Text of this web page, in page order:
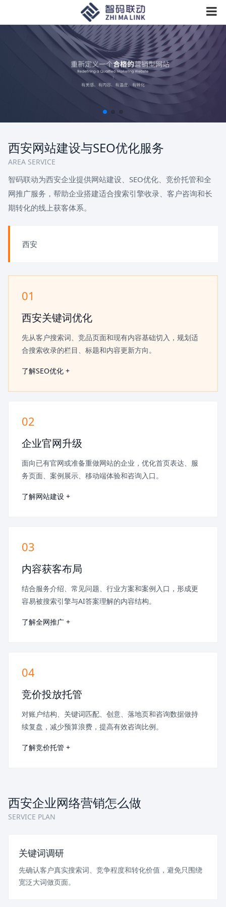
西安网站建设与SEO优化服务
AREA SERVICE
智码联动为西安企业提供网站建设、SEO优化、竞价托管和全
网推广服务，帮助企业搭建适合搜索引擎收录、客户咨询和长
期转化的线上获客体系。
西安
01
西安关键词优化
先从客户搜索词、竞品页面和现有内容基础切入，规划适
合搜索收录的栏目、标题和内容更新方向。
了解SEO优化 +
02
企业官网升级
面向已有官网或准备重做网站的企业，优化首页表达、服
务页面、案例展示、移动端体验和咨询入口。
了解网站建设 +
03
内容获客布局
结合服务介绍、常见问题、行业方案和案例入口，形成更
容易被搜索引擎与AI答案理解的内容结构。
了解全网推广 +
04
竞价投放托管
对账户结构、关键词匹配、创意、落地页和咨询数据做持
续复盘，减少预算浪费，提高有效咨询比例。
了解竞价托管 +
西安企业网络营销怎么做
SERVICE PLAN
关键词调研
先确认客户真实搜索词、竞争程度和转化价值，避免只围绕
宽泛大词做页面。